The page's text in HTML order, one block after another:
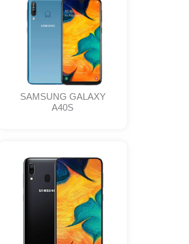
SAMSUNG GALAXY
A40S